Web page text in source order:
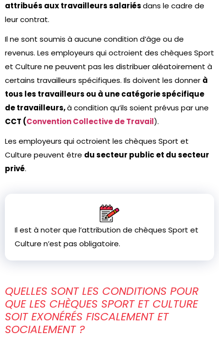
attribués aux travailleurs salariésdans le cadre de
leur contrat.
Il ne sont soumis à aucune condition d’âge ou de
revenus. Les employeurs qui octroient des chèques Sport
et Culture ne peuvent pas les distribuer aléatoirement à
certains travailleurs spécifiques. Ils doivent les donner à
tous les travailleurs ou à une catégorie spécifique
de travailleurs,à condition qu’ils soient prévus par une
CCT (Convention Collective de Travail).
Les employeurs qui octroient les chèques Sport et
Culture peuvent être du secteur public et du secteur
privé.
Il est à noter que l’attribution de chèques Sport et
Culture n’est pas obligatoire.
QUELLES SONT LES CONDITIONS POUR
QUE LES CHÈQUES SPORT ET CULTURE
SOIT EXONÉRÉS FISCALEMENT ET
SOCIALEMENT ?